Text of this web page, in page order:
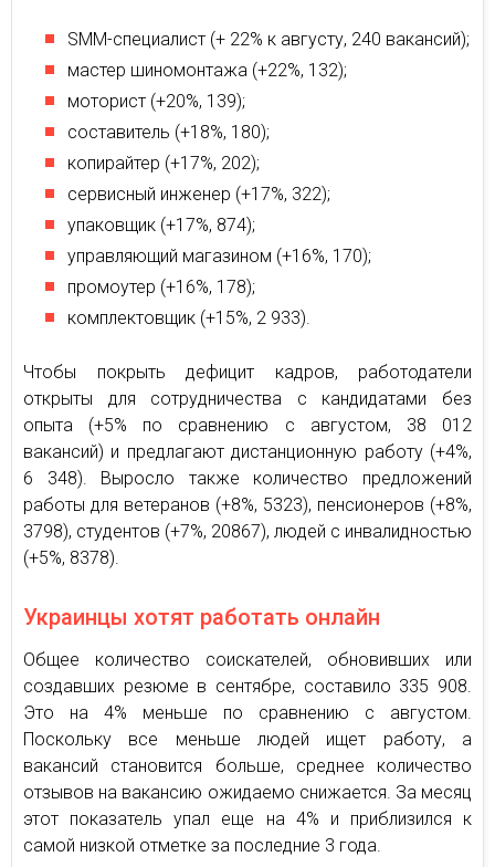
SMM-специалист (+ 22% к августу, 240 вакансий);
мастер шиномонтажа (+22%, 132);
моторист (+20%, 139);
составитель (+18%, 180);
копирайтер (+17%, 202);
сервисный инженер (+17%, 322);
упаковщик (+17%, 874);
управляющий магазином (+16%, 170);
промоутер (+16%, 178);
комплектовщик (+15%, 2 933).
Чтобы покрыть дефицит кадров, работодатели
открыты для сотрудничества с кандидатами без
опыта (+5% по сравнению с августом, 38 012
вакансий) и предлагают дистанционную работу (+4%,
6 348). Выросло также количество предложений
работы для ветеранов (+8%, 5323), пенсионеров (+8%,
3798), студентов (+7%, 20867), людей с инвалидностью
(+5%, 8378).
Украинцы хотят работать онлайн
Общее количество соискателей, обновивших или
создавших резюме в сентябре, составило 335 908.
Это на 4% меньше по сравнению с августом.
Поскольку все меньше людей ищет работу, а
вакансий становится больше, среднее количество
отзывов на вакансию ожидаемо снижается. За месяц
этот показатель упал еще на 4% и приблизился к
самой низкой отметке за последние 3 года.